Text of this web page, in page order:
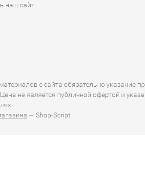
наш сайт.
с сайта обязательно указание
не является публичной офертой и
— Shop-Script